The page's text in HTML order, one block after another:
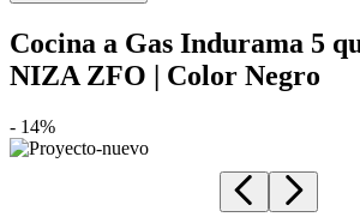
Cocina a Gas Indurama 5
NIZA ZFO | Color Negro
- 14%